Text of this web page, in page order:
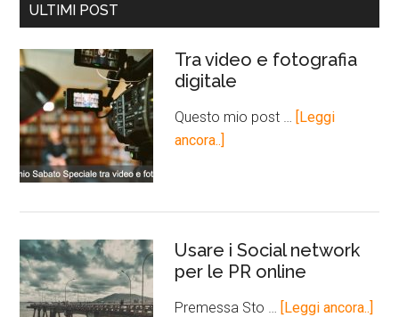
ULTIMI POST
Tra video e fotografia
digitale
Questo mio post … [Leggi
ancora..]
Usare i Social network
per le PR online
Premessa Sto … [Leggi ancora..]